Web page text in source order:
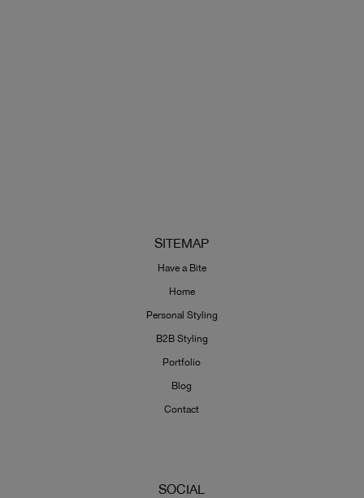
SITEMAP
Have a Bite
Home
Personal Styling
B2B Styling
Portfolio
Blog
Contact
SOCIAL